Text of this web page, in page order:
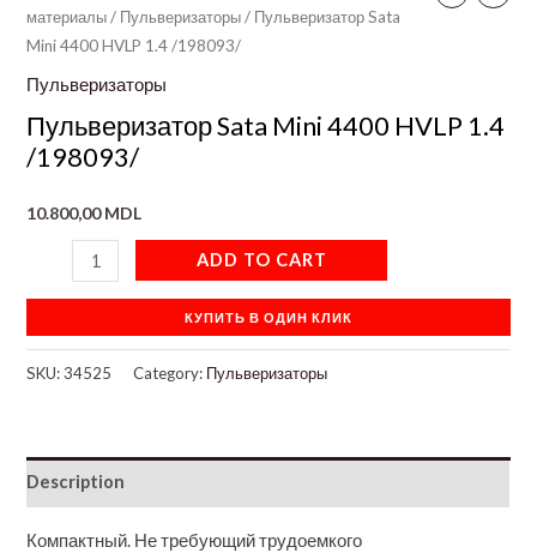
материалы/ Пульверизаторы/ Пульверизатор Sata
Mini 4400 HVLP 1.4 /198093/
Пульверизаторы
Пульверизатор Sata Mini 4400 HVLP 1.4
/198093/
10.800,00MDL
ADD TO CART
КУПИТЬ В ОДИН КЛИК
SKU:34525 Category: Пульверизаторы
Description
Компактный. Не требующий трудоемкого